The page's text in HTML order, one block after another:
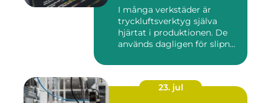
I många verkstäder är
tryckluftsverktyg själva
hjärtat i produktionen. De
används dagligen för slipn...
23. jul